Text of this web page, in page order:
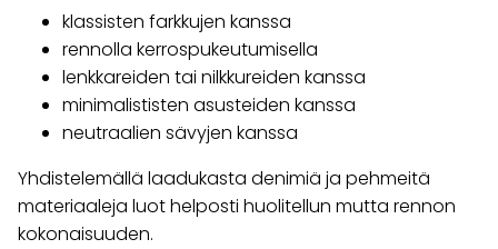
klassisten farkkujen kanssa
rennolla kerrospukeutumisella
lenkkareiden tai nilkkureiden kanssa
minimalististen asusteiden kanssa
neutraalien sävyjen kanssa
Yhdistelemällä laadukasta denimiä ja pehmeitä
materiaaleja luot helposti huolitellun mutta rennon
kokonaisuuden.